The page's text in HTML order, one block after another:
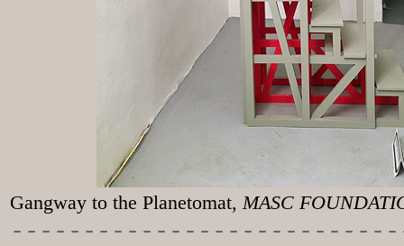
Gangway to the Planetomat, MASC
-----------